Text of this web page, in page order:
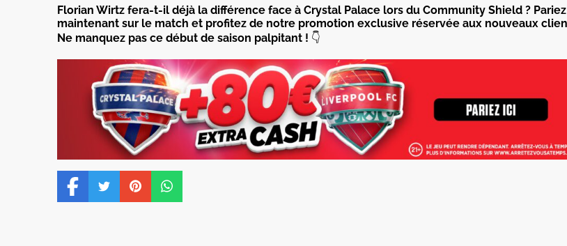
Florian Wirtz fera-t-il déjà la différence face à Crystal Palace lors du Community Shield ?
maintenant sur le match et profitez de notre promotion exclusive réservée aux nouveaux
Ne manquez pas ce début de saison palpitant ! 👇